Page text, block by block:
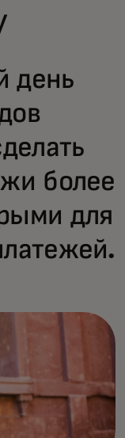
день
более
для